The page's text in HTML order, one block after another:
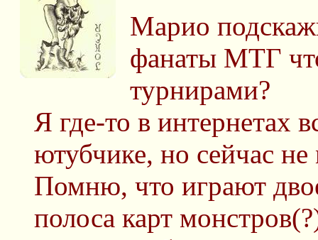
Марио
фанаты МТГ
турнирами?
Я где-то в интернетах
ютубчике, но сейчас
Помню, что играют
полоса карт